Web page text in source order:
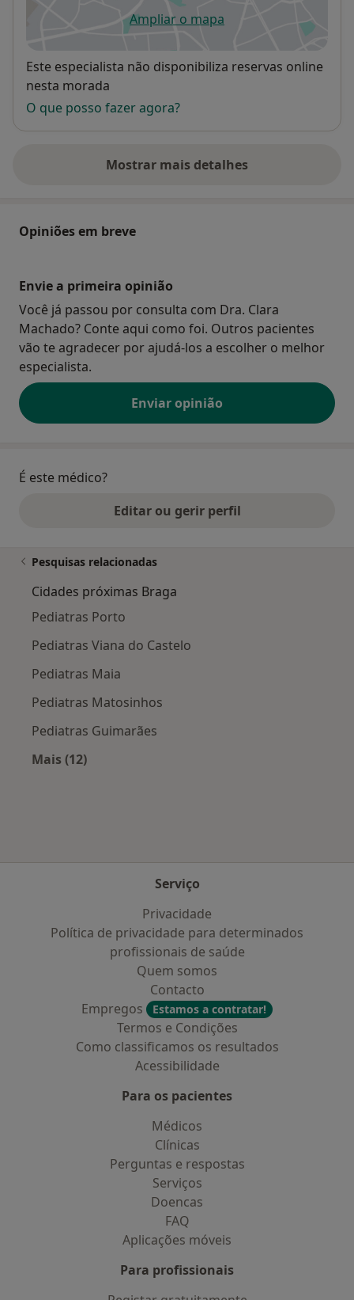
Ampliar o mapaabre num novo separador
Disponibilidade
Este especialista não disponibiliza reservas online
nesta morada
O que posso fazer agora?
Mostrar mais detalhes
sobre o endereço
Opiniões em breve
Envie a primeira opinião
Você já passou por consulta com Dra. Clara
Machado? Conte aqui como foi. Outros pacientes
vão te agradecer por ajudá-los a escolher o melhor
especialista.
Enviar opinião
É este médico?
Editar ou gerir perfil
Pesquisas relacionadas
Cidades próximas Braga
Pediatras Porto
Pediatras Viana do Castelo
Pediatras Maia
Pediatras Matosinhos
Pediatras Guimarães
Mais (12)
Serviço
Privacidade
Política de privacidade para determinados
profissionais de saúde
Quem somos
Contacto
Empregos
Estamos a contratar!
Termos e Condições
Como classificamos os resultados
Acessibilidade
Para os pacientes
Médicos
Clínicas
Perguntas e respostas
Serviços
Doencas
FAQ
Aplicações móveis
Para profissionais